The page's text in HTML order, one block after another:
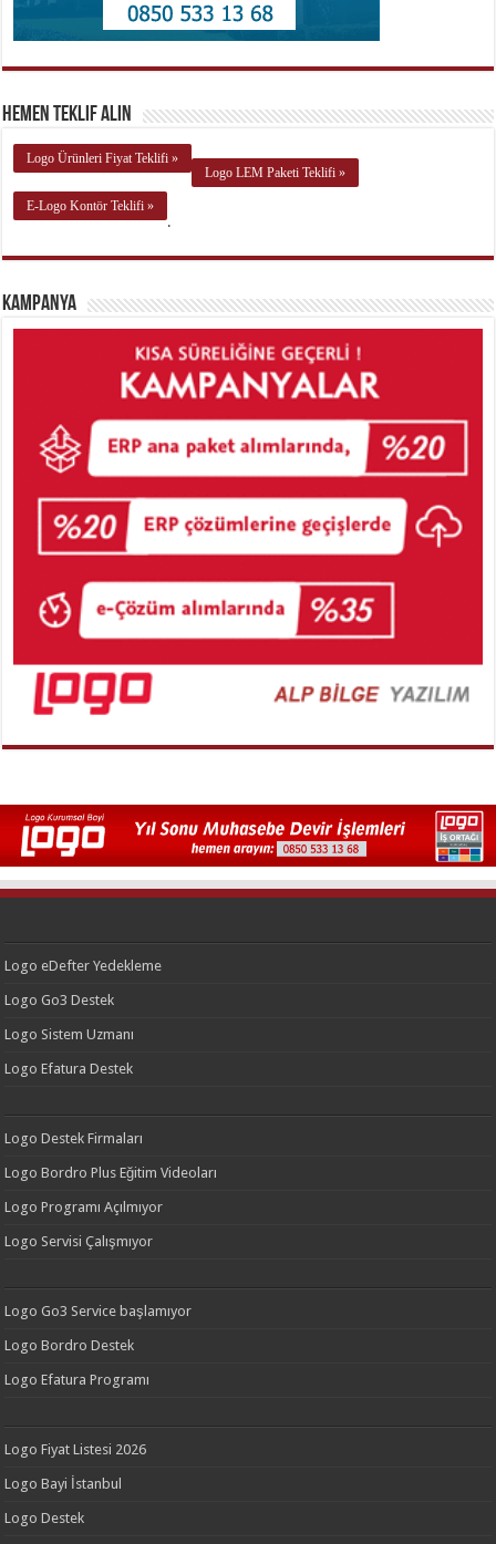
Hemen Teklif Alın
Logo Ürünleri Fiyat Teklifi »
Logo LEM Paketi Teklifi »
E-Logo Kontör Teklifi »
.
Kampanya
Logo eDefter Yedekleme
Logo Go3 Destek
Logo Sistem Uzmanı
Logo Efatura Destek
Logo Destek Firmaları
Logo Bordro Plus Eğitim Videoları
Logo Programı Açılmıyor
Logo Servisi Çalışmıyor
Logo Go3 Service başlamıyor
Logo Bordro Destek
Logo Efatura Programı
Logo Fiyat Listesi 2026
Logo Bayi İstanbul
Logo Destek